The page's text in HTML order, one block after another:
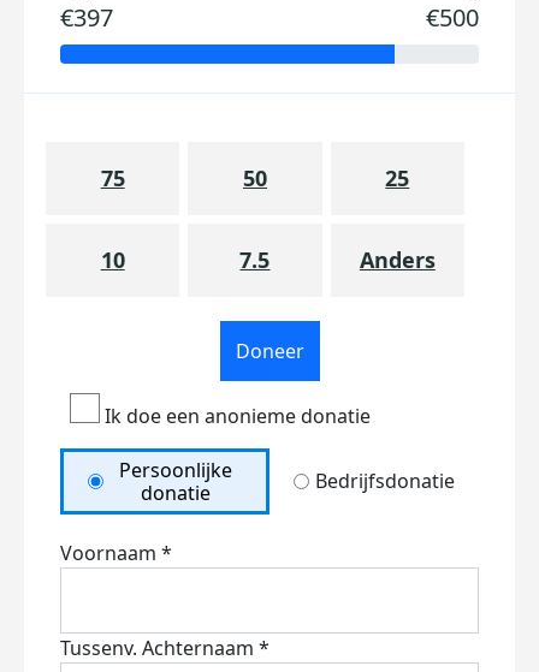
€397 €500
75 50 25
10 7.5 Anders
Doneer
Ik doe een anonieme donatie
Persoonlijke
donatie
Bedrijfsdonatie
Voornaam *
Tussenv. Achternaam *